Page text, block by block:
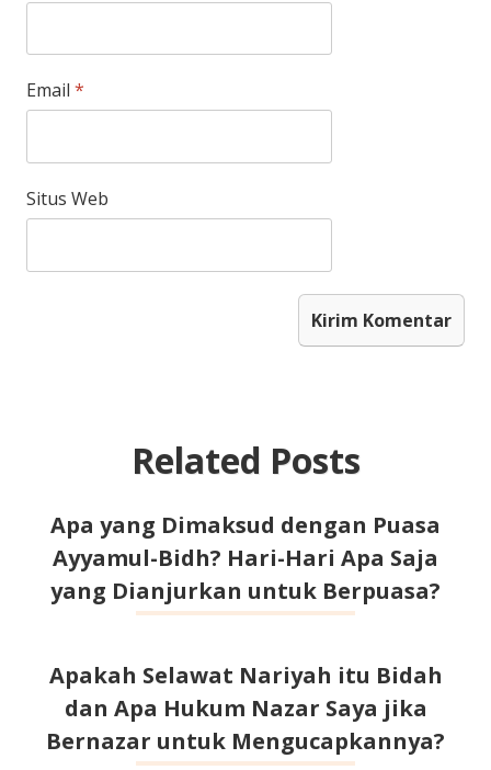
Email *
Situs Web
Related Posts
Apa yang Dimaksud dengan Puasa
Ayyamul-Bidh? Hari-Hari Apa Saja
yang Dianjurkan untuk Berpuasa?
Apakah Selawat Nariyah itu Bidah
dan Apa Hukum Nazar Saya jika
Bernazar untuk Mengucapkannya?